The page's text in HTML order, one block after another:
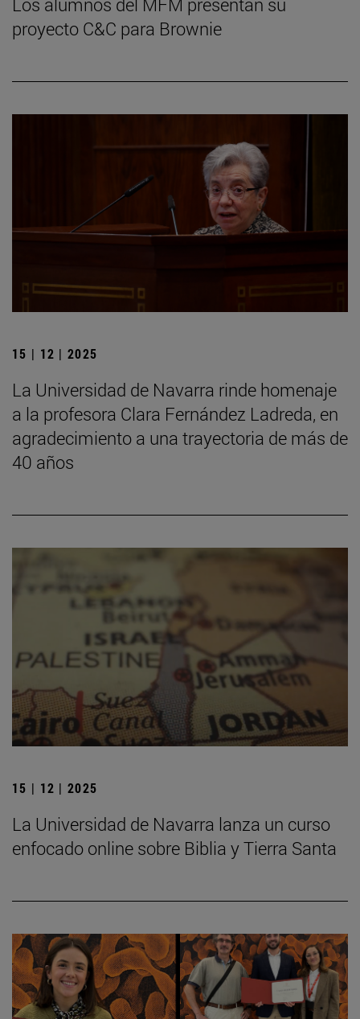
proyecto C&C para Brownie
15 | 12 | 2025
La Universidad de Navarra rinde homenaje
a la profesora Clara Fernández Ladreda, en
agradecimiento a una trayectoria de más de
40 años
15 | 12 | 2025
La Universidad de Navarra lanza un curso
enfocado online sobre Biblia y Tierra Santa